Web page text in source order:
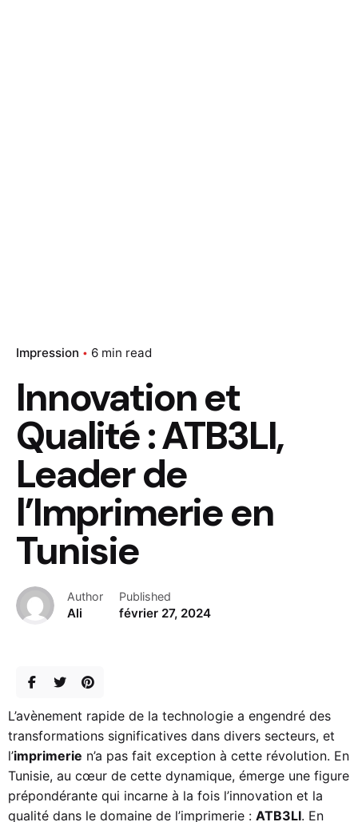
Impression 6 min read
Innovation et
Qualité : ATB3LI,
Leader de
l’Imprimerie en
Tunisie
Author
Ali
Published
février 27, 2024
L’avènement rapide de la technologie a engendré des
transformations significatives dans divers secteurs, et
l’imprimerie n’a pas fait exception à cette révolution. En
Tunisie, au cœur de cette dynamique, émerge une figure
prépondérante qui incarne à la fois l’innovation et la
qualité dans le domaine de l’imprimerie : ATB3LI. En